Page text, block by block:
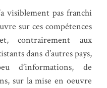
visiblement pas franchi
sur ces compétences
contrairement aux
dans d’autres pays,
d’informations, de
sur la mise en oeuvre